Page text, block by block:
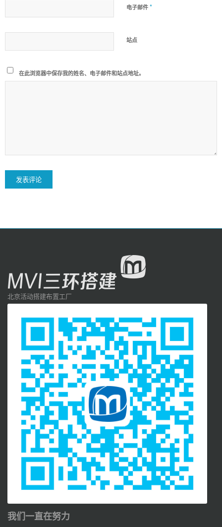
电子邮件 *
站点
在此浏览器中保存我的姓名、电子邮件和站点地址。
北京活动搭建布置工厂
我们一直在努力